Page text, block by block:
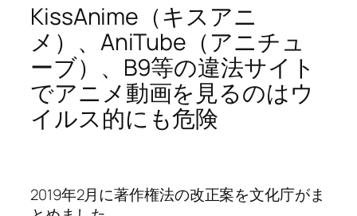
KissAnime（キスアニ
メ）、AniTube（アニチュ
ーブ）、B9等の違法サイト
でアニメ動画を見るのはウ
イルス的にも危険
2019年2月に著作権法の改正案を文化庁がま